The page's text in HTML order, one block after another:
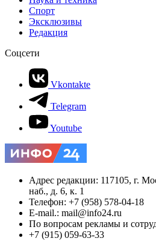
Спорт
Эксклюзивы
Редакция
Соцсети
Vkontakte
Telegram
Youtube
Адрес редакции: 117105, г.
наб., д. 6, к. 1
Телефон: +7 (958) 578-04-18
E-mail.: mail@info24.ru
По вопросам рекламы и
+7 (915) 059-63-33